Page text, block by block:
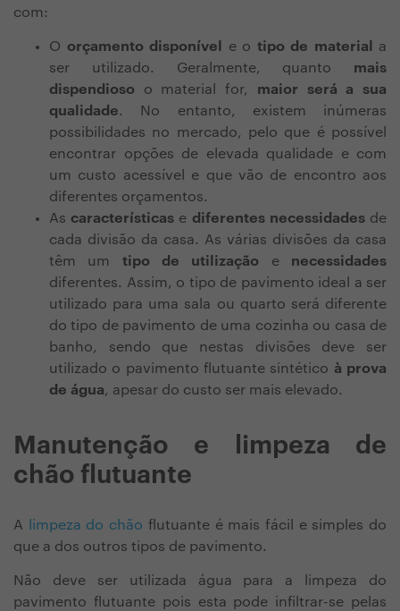
com:
O orçamento disponível e o tipo de material a
ser utilizado. Geralmente, quanto mais
dispendioso o material for, maior será a sua
qualidade. No entanto, existem inúmeras
possibilidades no mercado, pelo que é possível
encontrar opções de elevada qualidade e com
um custo acessível e que vão de encontro aos
diferentes orçamentos.
As características e diferentes necessidadesde
cada divisão da casa. As várias divisões da casa
têm um tipo de utilização enecessidades
diferentes. Assim, o tipo de pavimento ideal a ser
utilizado para uma sala ou quarto será diferente
do tipo de pavimento de uma cozinha ou casa de
banho, sendo que nestas divisões deve ser
utilizado o pavimento flutuante sintético à prova
de água, apesar do custo ser mais elevado.
Manutenção e limpeza de
chão flutuante
A limpeza do chão flutuante é mais fácil e simples do
que a dos outros tipos de pavimento.
Não deve ser utilizada água para a limpeza do
pavimento flutuante pois esta pode infiltrar-se pelas